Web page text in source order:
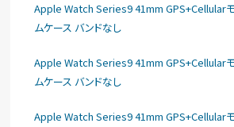
Apple Watch Series9 41mm GPS+Cellular
ムケース バンドなし
Apple Watch Series9 41mm GPS+Cellular
ムケース バンドなし
Apple Watch Series9 41mm GPS+Cellular